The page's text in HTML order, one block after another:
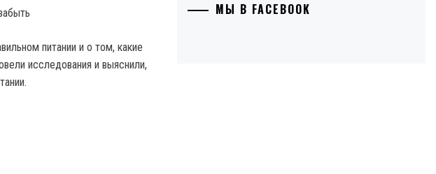
питании и о том, какие
исследования и выяснили,
МЫ В FACEBOOK